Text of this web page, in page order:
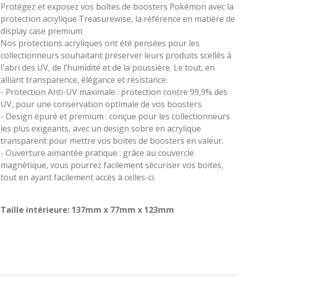
Protégez et exposez vos boîtes de boosters Pokémon avec la
protection acrylique Treasurewise, la référence en matière de
display case premium.
Nos protections acryliques ont été pensées pour les
collectionneurs souhaitant préserver leurs produits scellés à
l'abri des UV, de l’humidité et de la poussière. Le tout, en
alliant transparence, élégance et résistance.
- Protection Anti-UV maximale : protection contre 99,9% des
UV, pour une conservation optimale de vos boosters.
- Design épuré et premium : conçue pour les collectionneurs
les plus exigeants, avec un design sobre en acrylique
transparent pour mettre vos boites de boosters en valeur.
- Ouverture aimantée pratique : grâce au couvercle
magnétique, vous pourrez facilement sécuriser vos boites,
tout en ayant facilement accès à celles-ci.
Taille intérieure: 137mm x 77mm x 123mm